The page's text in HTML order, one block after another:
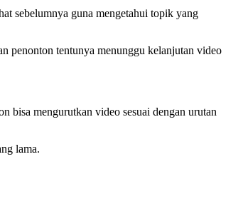
sebelumnya guna mengetahui topik yang
penonton tentunya menunggu kelanjutan video
bisa mengurutkan video sesuai dengan urutan
lama.